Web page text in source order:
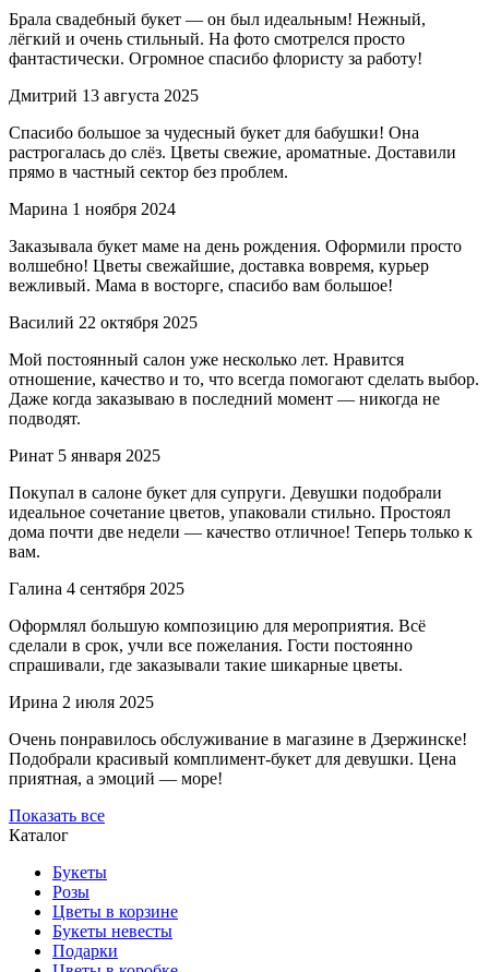
Брала свадебный букет — он был идеальным! Нежный,
лёгкий и очень стильный. На фото смотрелся просто
фантастически. Огромное спасибо флористу за работу!
Дмитрий 13 августа 2025
Спасибо большое за чудесный букет для бабушки! Она
растрогалась до слёз. Цветы свежие, ароматные. Доставили
прямо в частный сектор без проблем.
Марина 1 ноября 2024
Заказывала букет маме на день рождения. Оформили просто
волшебно! Цветы свежайшие, доставка вовремя, курьер
вежливый. Мама в восторге, спасибо вам большое!
Василий 22 октября 2025
Мой постоянный салон уже несколько лет. Нравится
отношение, качество и то, что всегда помогают сделать выбор.
Даже когда заказываю в последний момент — никогда не
подводят.
Ринат 5 января 2025
Покупал в салоне букет для супруги. Девушки подобрали
идеальное сочетание цветов, упаковали стильно. Простоял
дома почти две недели — качество отличное! Теперь только к
вам.
Галина 4 сентября 2025
Оформлял большую композицию для мероприятия. Всё
сделали в срок, учли все пожелания. Гости постоянно
спрашивали, где заказывали такие шикарные цветы.
Ирина 2 июля 2025
Очень понравилось обслуживание в магазине в Дзержинске!
Подобрали красивый комплимент-букет для девушки. Цена
приятная, а эмоций — море!
Показать все
Каталог
Букеты
Розы
Цветы в корзине
Букеты невесты
Подарки